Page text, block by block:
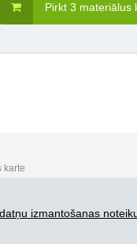
Pirkt 3 materiālus
karte
izmantošanas